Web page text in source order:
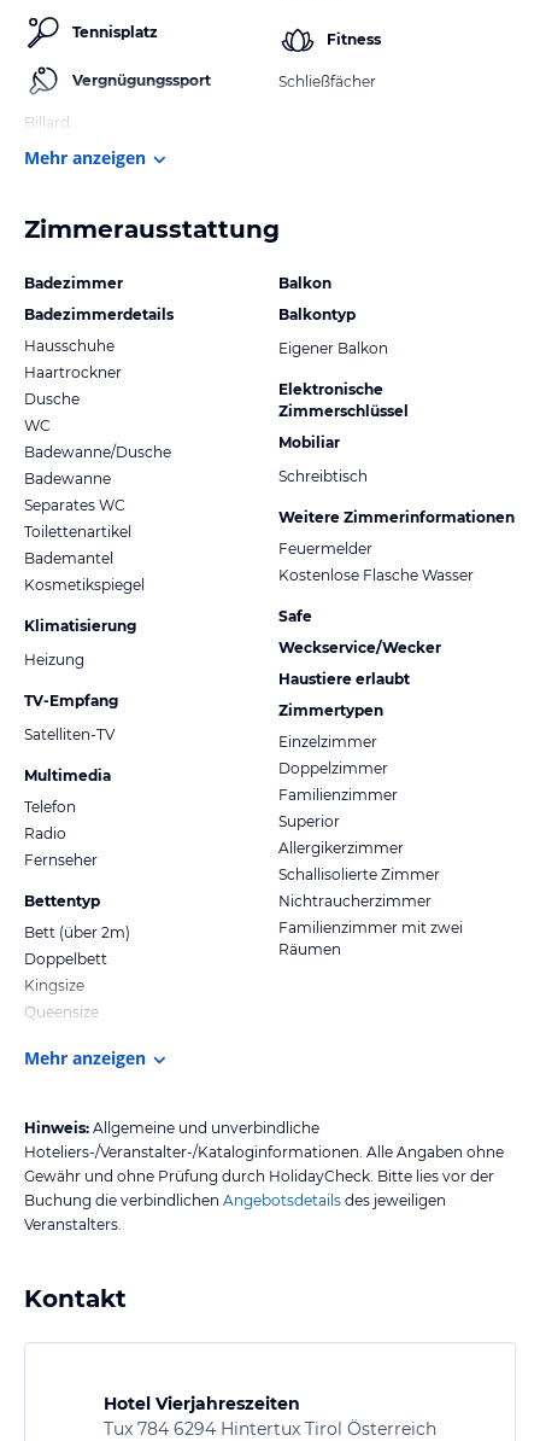
Tennisplatz
Vergnügungssport
Billard
Fitness
Schließfächer
Mehr anzeigen
Zimmerausstattung
Badezimmer
Badezimmerdetails
Hausschuhe
Haartrockner
Dusche
WC
Badewanne/Dusche
Badewanne
Separates WC
Toilettenartikel
Bademantel
Kosmetikspiegel
Klimatisierung
Heizung
TV-Empfang
Satelliten-TV
Multimedia
Telefon
Radio
Fernseher
Bettentyp
Bett (über 2m)
Doppelbett
Kingsize
Queensize
Balkon
Balkontyp
Eigener Balkon
Elektronische
Zimmerschlüssel
Mobiliar
Schreibtisch
Weitere Zimmerinformationen
Feuermelder
Kostenlose Flasche Wasser
Safe
Weckservice/Wecker
Haustiere erlaubt
Zimmertypen
Einzelzimmer
Doppelzimmer
Familienzimmer
Superior
Allergikerzimmer
Schallisolierte Zimmer
Nichtraucherzimmer
Familienzimmer mit zwei
Räumen
Mehr anzeigen
Hinweis: Allgemeine und unverbindliche
Hoteliers-/Veranstalter-/Kataloginformationen. Alle Angaben ohne
Gewähr und ohne Prüfung durch HolidayCheck. Bitte lies vor der
Buchung die verbindlichen Angebotsdetails des jeweiligen
Veranstalters.
Kontakt
Hotel Vierjahreszeiten
Tux 784 6294 Hintertux Tirol Österreich